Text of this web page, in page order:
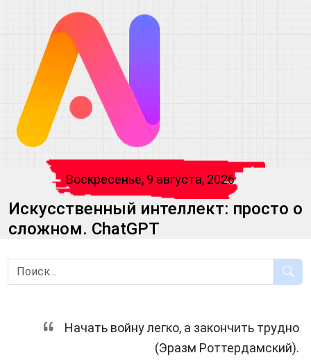
Воскресенье, 9 августа, 2026
Искусственный интеллект: просто о
сложном. ChatGPT
Начать войну легко, а закончить трудно
(Эразм Роттердамский).